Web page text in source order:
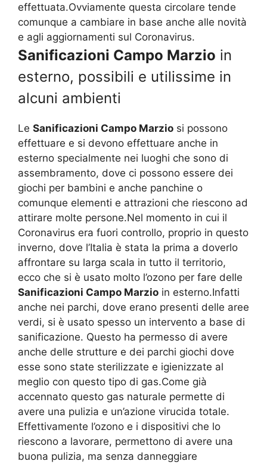
effettuata.Ovviamente questa circolare tende
comunque a cambiare in base anche alle novità
e agli aggiornamenti sul Coronavirus.
Sanificazioni Campo Marzio in
esterno, possibili e utilissime in
alcuni ambienti
Le Sanificazioni Campo Marzio si possono
effettuare e si devono effettuare anche in
esterno specialmente nei luoghi che sono di
assembramento, dove ci possono essere dei
giochi per bambini e anche panchine o
comunque elementi e attrazioni che riescono ad
attirare molte persone.Nel momento in cui il
Coronavirus era fuori controllo, proprio in questo
inverno, dove l’Italia è stata la prima a doverlo
affrontare su larga scala in tutto il territorio,
ecco che si è usato molto l’ozono per fare delle
Sanificazioni Campo Marzio in esterno.Infatti
anche nei parchi, dove erano presenti delle aree
verdi, si è usato spesso un intervento a base di
sanificazione. Questo ha permesso di avere
anche delle strutture e dei parchi giochi dove
esse sono state sterilizzate e igienizzate al
meglio con questo tipo di gas.Come già
accennato questo gas naturale permette di
avere una pulizia e un’azione virucida totale.
Effettivamente l’ozono e i dispositivi che lo
riescono a lavorare, permettono di avere una
buona pulizia, ma senza danneggiare